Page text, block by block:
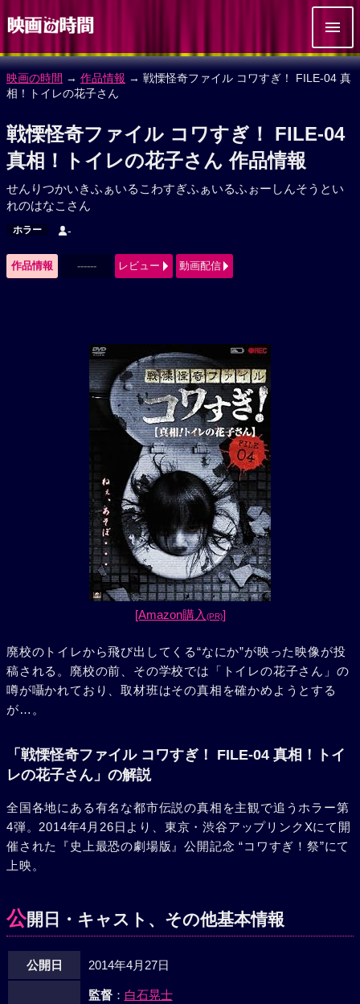
映画の時間 → 作品情報 → 戦慄怪奇ファイル コワすぎ！ FILE-04 真
相！トイレの花子さん
戦慄怪奇ファイル コワすぎ！ FILE-04
真相！トイレの花子さん 作品情報
せんりつかいきふぁいるこわすぎふぁいるふぉーしんそうとい
れのはなこさん
ホラー -
作品情報 ------ レビュー 動画配信
[Amazon購入 (PR)]
廃校のトイレから飛び出してくる“なにか”が映った映像が投
稿される。廃校の前、その学校では「トイレの花子さん」の
噂が囁かれており、取材班はその真相を確かめようとする
が…。
「戦慄怪奇ファイル コワすぎ！ FILE-04 真相！トイ
レの花子さん」の解説
全国各地にある有名な都市伝説の真相を主観で追うホラー第
4弾。2014年4月26日より、東京・渋谷アップリンクXにて開
催された『史上最恐の劇場版』公開記念 “コワすぎ！祭”にて
上映。
公開日・キャスト、その他基本情報
公開日 2014年4月27日
監督： 白石晃士